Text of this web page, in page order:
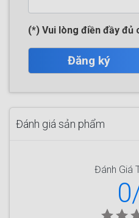
(*) Vui lòng điền đầy đủ
Đăng ký
Đánh giá sản phẩm
Đánh Giá